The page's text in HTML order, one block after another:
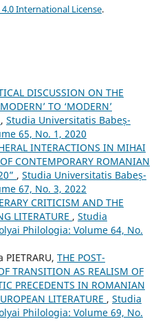
International License.
DISCUSSION ON THE
TO ‘MODERN’
, Studia Universitatis Babeș-
65, No. 1, 2020
INTERACTIONS IN MIHAI
CONTEMPORARY ROMANIAN
, Studia Universitatis Babeș-
67, No. 3, 2022
CRITICISM AND THE
LITERATURE , Studia
Philologia: Volume 64, No.
THE POST-
TRANSITION AS REALISM OF
PRECEDENTS IN ROMANIAN
LITERATURE , Studia
Philologia: Volume 69, No.